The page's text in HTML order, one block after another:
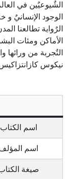
الشٌيوعيٌين في
الوجود الإنسانيٌ
الرٌواية تطالعنا
الأماكن ومئات
التٌجربة من
نيكوس
اسم الكتاب
اسم
صيغة